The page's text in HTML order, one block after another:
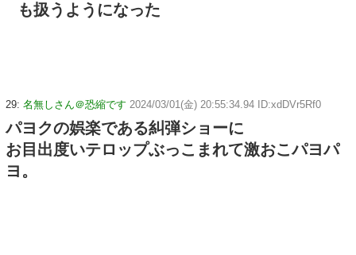
も扱うようになった
29: 名無しさん＠恐縮です 2024/03/01(金) 20:55:34.94 ID:xdDVr5Rf0
パヨクの娯楽である糾弾ショーに
お目出度いテロップぶっこまれて激おこパヨパ
ヨ。